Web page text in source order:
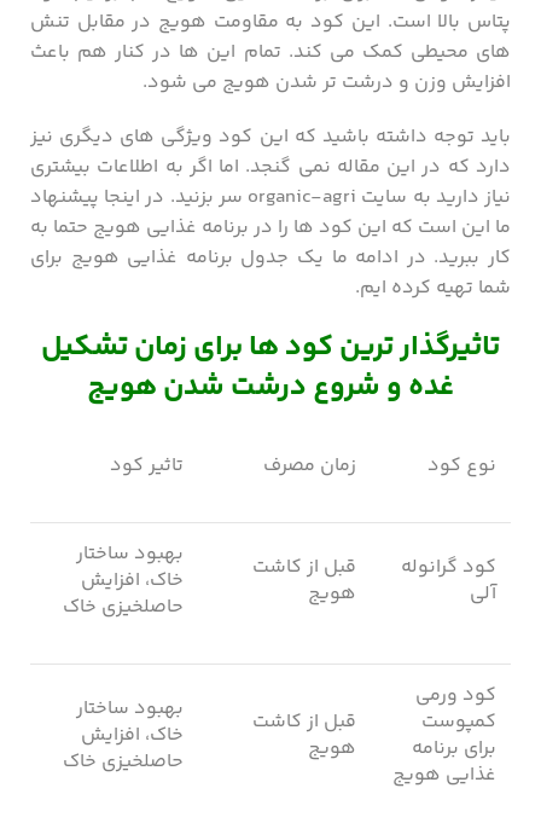
پتاس بالا است. این کود به مقاومت هویج در مقابل تنش
‌های محیطی کمک می کند. تمام این ها در کنار هم باعث
افزایش وزن و درشت تر شدن هویج می شود.
باید توجه داشته باشید که این کود ویژگی های دیگری نیز
دارد که در این مقاله نمی گنجد. اما اگر به اطلاعات بیشتری
نیاز دارید به سایت organic-agri سر بزنید. در اینجا پیشنهاد
ما این است که این کود ها را در برنامه غذایی هویج حتما به
کار ببرید. در ادامه ما یک جدول برنامه غذایی هویج برای
شما تهیه کرده ایم.
تاثیرگذار ترین کود ها برای زمان تشکیل
غده و شروع درشت شدن هویج
نوع کود زمان مصرف تاثیر کود
کود گرانوله
آلی
قبل از کاشت
هویج
بهبود ساختار
خاک، افزایش
حاصلخیزی خاک
کود ورمی
کمپوست
برای برنامه
غذایی هویج
قبل از کاشت
هویج
بهبود ساختار
خاک، افزایش
حاصلخیزی خاک